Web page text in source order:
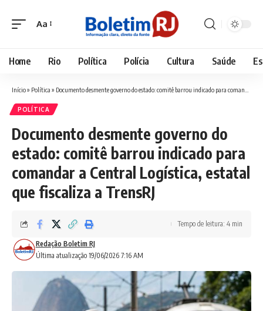
Font
Aa
Home Rio Política Polícia Cultura Saúde
Início» Política » Documento desmente governo do estado: comitê barrou indicado para comandar a Central Logística, estatal que fiscaliza a TrensRJ
POLÍTICA
Documento desmente governo do
estado: comitê barrou indicado para
comandar a Central Logística, estatal
que fiscaliza a TrensRJ
Última atualização 19/06/2026 7:16 AM
Redação Boletim RJ
Tempo de leitura: 4 min